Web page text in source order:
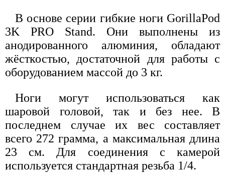
В основе серии гибкие ноги GorillaPod
3K PRO Stand. Они выполнены из
анодированного алюминия, обладают
жёсткостью, достаточной для работы с
оборудованием массой до 3 кг.
Ноги могут использоваться как
шаровой головой, так и без нее. В
последнем случае их вес составляет
всего 272 грамма, а максимальная длина
23 см. Для соединения с камерой
используется стандартная резьба 1/4.